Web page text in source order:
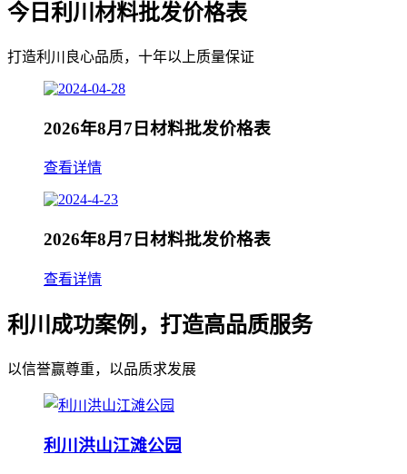
今日利川材料批发价格表
打造利川良心品质，十年以上质量保证
2026年8月7日材料批发价格表
查看详情
2026年8月7日材料批发价格表
查看详情
利川成功案例，打造高品质服务
以信誉赢尊重，以品质求发展
利川洪山江滩公园